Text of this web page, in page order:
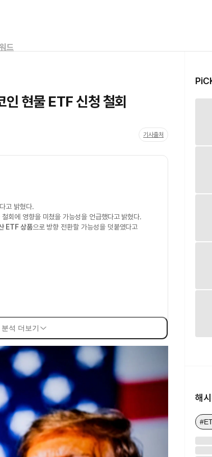
드
현물 ETF 신청 철회
기사출처
고 밝혔다.
철회에 영향을 미쳤을 가능성을 언급했다고 밝혔다.
ETF 상품으로 방향 전환할 가능성을 덧붙였다고
분석 더보기
해